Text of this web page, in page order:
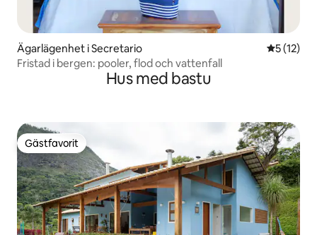
Ägarlägenhet i Secretario 5 av 5 i
5 (12)
Fristad i bergen: pooler, flod och vattenfall
Hus med bastu
Gästfavorit
Gästfavorit